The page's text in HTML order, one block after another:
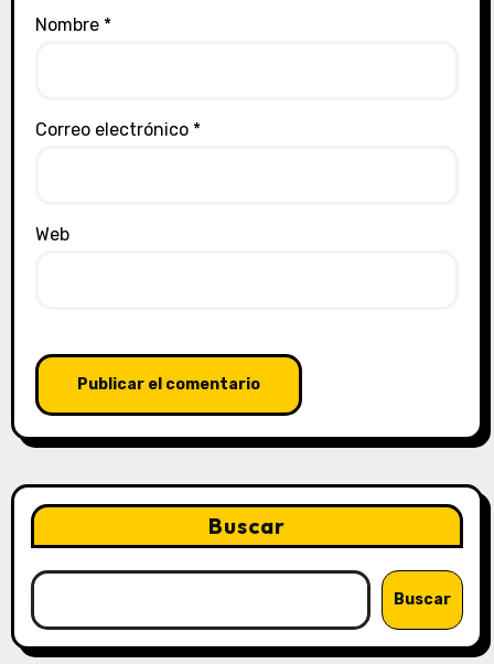
Nombre *
Correo electrónico *
Web
Buscar
Buscar